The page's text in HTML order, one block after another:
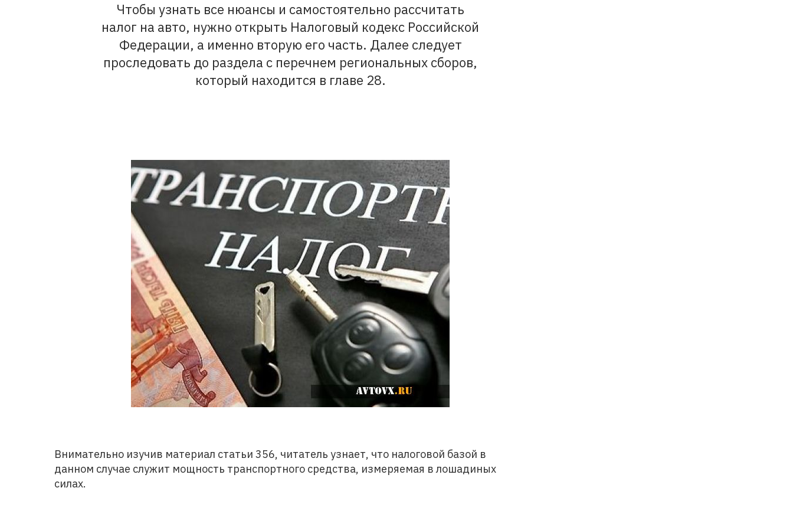
Чтобы узнать все нюансы и самостоятельно рассчитать
налог на авто, нужно открыть Налоговый кодекс Российской
Федерации, а именно вторую его часть. Далее следует
проследовать до раздела с перечнем региональных сборов,
который находится в главе 28.
Внимательно изучив материал статьи 356, читатель узнает, что налоговой базой в
данном случае служит мощность транспортного средства, измеряемая в лошадиных
силах.